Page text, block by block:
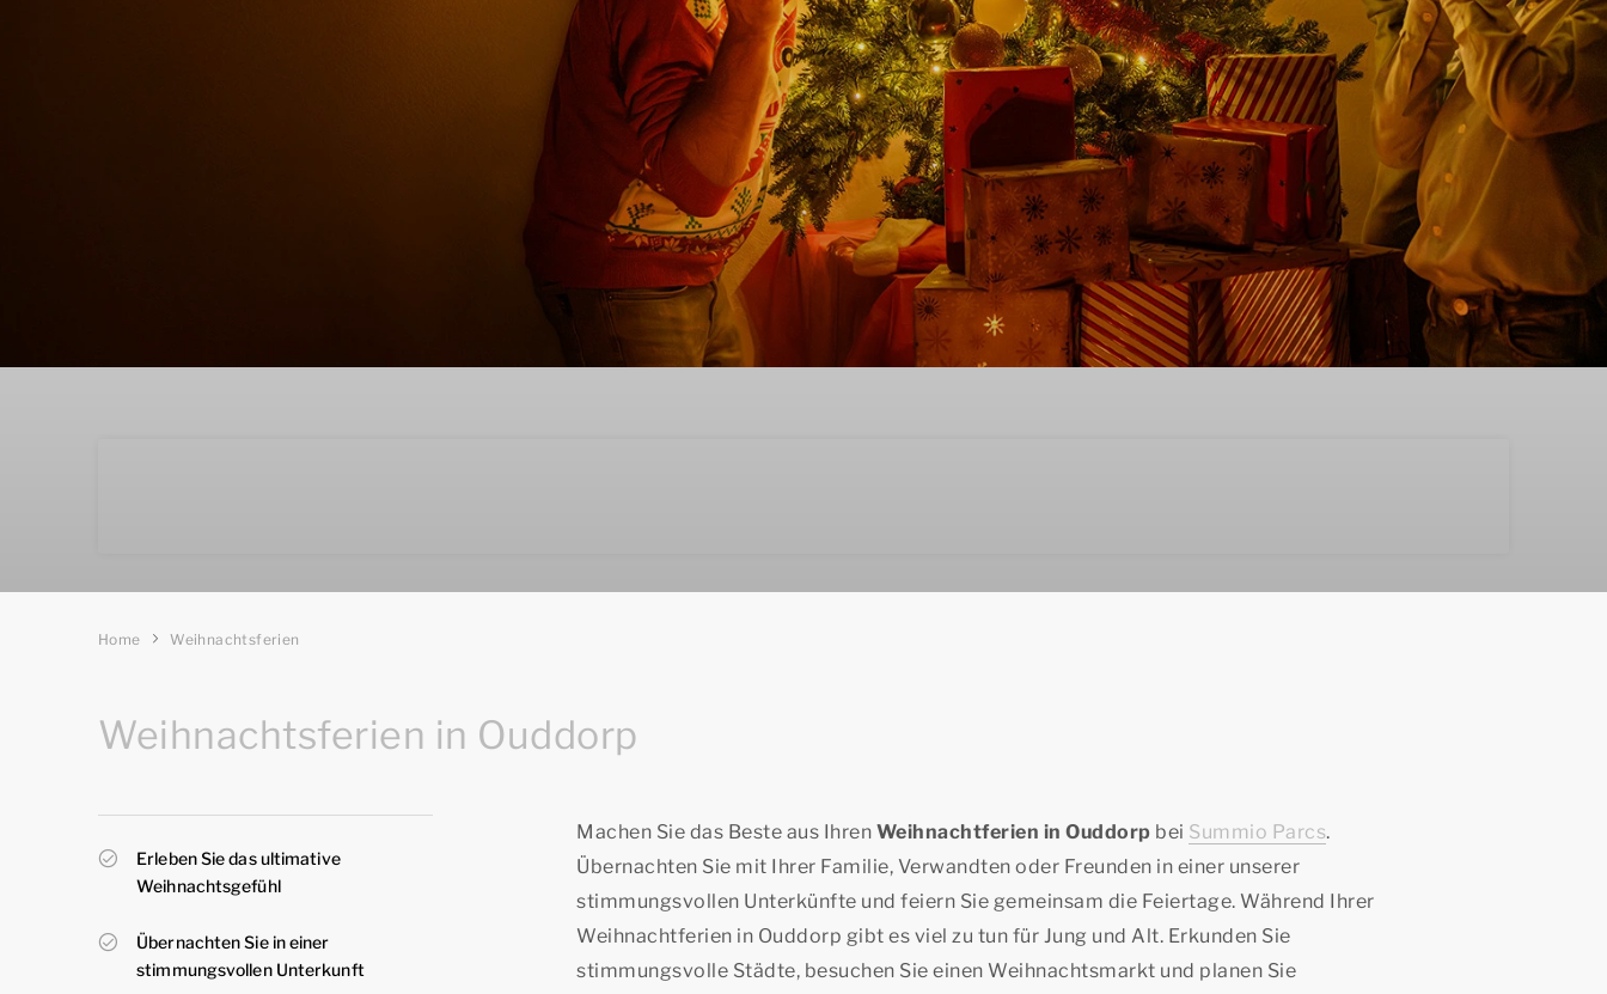
Home Weihnachtsferien
Weihnachtsferien in Ouddorp
Erleben Sie das ultimative
Weihnachtsgefühl
Übernachten Sie in einer
stimmungsvollen Unterkunft
Machen Sie das Beste aus Ihren Weihnachtferien in Ouddorp bei Summio Parcs.
Übernachten Sie mit Ihrer Familie, Verwandten oder Freunden in einer unserer
stimmungsvollen Unterkünfte und feiern Sie gemeinsam die Feiertage. Während Ihrer
Weihnachtferien in Ouddorp gibt es viel zu tun für Jung und Alt. Erkunden Sie
stimmungsvolle Städte, besuchen Sie einen Weihnachtsmarkt und planen Sie